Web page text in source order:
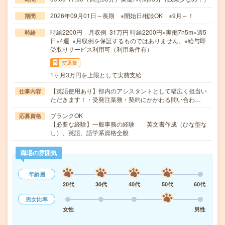
期間 2026年09月01日～長期 ※開始日相談OK ※9月～！
時給
時給2200円 月収例 31万円 時給2200円×実働7h5m×週5
日×4週 ※月収例を保証するものではありません。※給与即
受取りサービス利用可（利用条件有）
交通費
1ヶ月3万円を上限として実費支給
仕事内容
【英語使用あり】部内のアシスタントとして幅広く担当い
ただきます！・受発注業務・契約にかかわる問い合わ…
応募資格
ブランクOK
【必要な経験】一般事務の経験 英文書作成（ひな型な
し）、英語、語学系資格全般
職場の雰囲気
年齢層
20代
30代 40代 50代
60代
男女比率
女性
男性